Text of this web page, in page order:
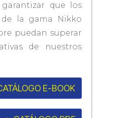
que los
la gama Nikko
puedan superar
de nuestros
E-BOOK